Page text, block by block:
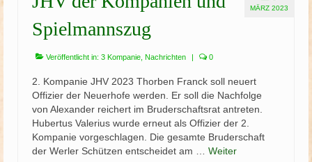
MÄRZ 2023
Spielmannszug
Veröffentlicht in: 3 Kompanie Nachrichten | 0
2. Kompanie JHV 2023 Thorben Franck soll neuert
Offizier der Neuerhofe werden. Er soll die Nachfolge
von Alexander reichert im Bruderschaftsrat antreten.
Hubertus Valerius wurde erneut als Offizier der 2.
Kompanie vorgeschlagen. Die gesamte Bruderschaft
der Werler Schützen entscheidet am … Weiter